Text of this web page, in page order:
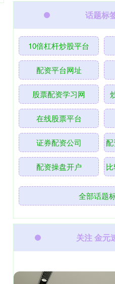
话题标
10倍杠杆炒股平台
配资平台网址
股票配资学习网
在线股票平台
证券配资公司
配资操盘开户
全部话题
关注 金元